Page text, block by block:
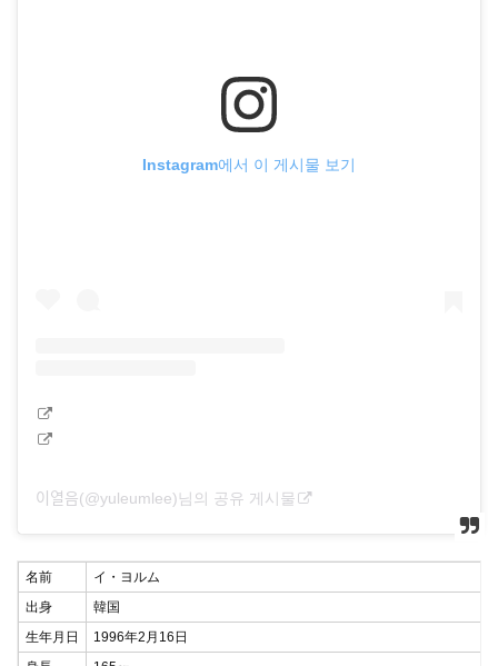
Instagram에서 이 게시물 보기
이열음(@yuleumlee)님의 공유 게시물
名前
イ・ヨルム
出身
韓国
生年月日
1996年2月16日